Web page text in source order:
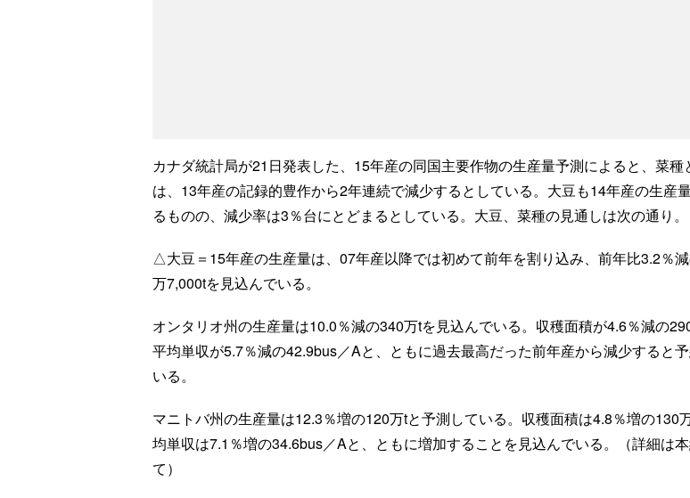
カナダ統計局が21日発表した、15年産の同国主要作物の生産量予測によると、菜種
は、13年産の記録的豊作から2年連続で減少するとしている。大豆も14年産の生産
るものの、減少率は3％台にとどまるとしている。大豆、菜種の見通しは次の通り。
△大豆＝15年産の生産量は、07年産以降では初めて前年を割り込み、前年比3.2％
万7,000tを見込んでいる。
オンタリオ州の生産量は10.0％減の340万tを見込んでいる。収穫面積が4.6％減の290
平均単収が5.7％減の42.9bus／Aと、ともに過去最高だった前年産から減少すると
いる。
マニトバ州の生産量は12.3％増の120万tと予測している。収穫面積は4.8％増の130
均単収は7.1％増の34.6bus／Aと、ともに増加することを見込んでいる。（詳細は
て）